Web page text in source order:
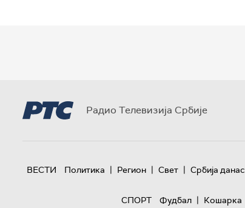
Радио Телевизија Србије
ВЕСТИ Политика | Регион | Свет | Србија данас
СПОРТ
Фудбал | Кошарка